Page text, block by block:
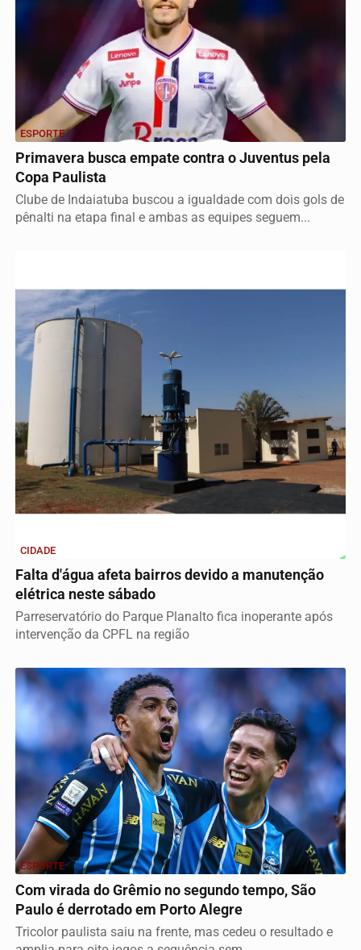
ESPORTE
Primavera busca empate contra o Juventus pela
Copa Paulista
Clube de Indaiatuba buscou a igualdade com dois gols de
pênalti na etapa final e ambas as equipes seguem...
CIDADE
Falta d'água afeta bairros devido a manutenção
elétrica neste sábado
Parreservatório do Parque Planalto fica inoperante após
intervenção da CPFL na região
ESPORTE
Com virada do Grêmio no segundo tempo, São
Paulo é derrotado em Porto Alegre
Tricolor paulista saiu na frente, mas cedeu o resultado e